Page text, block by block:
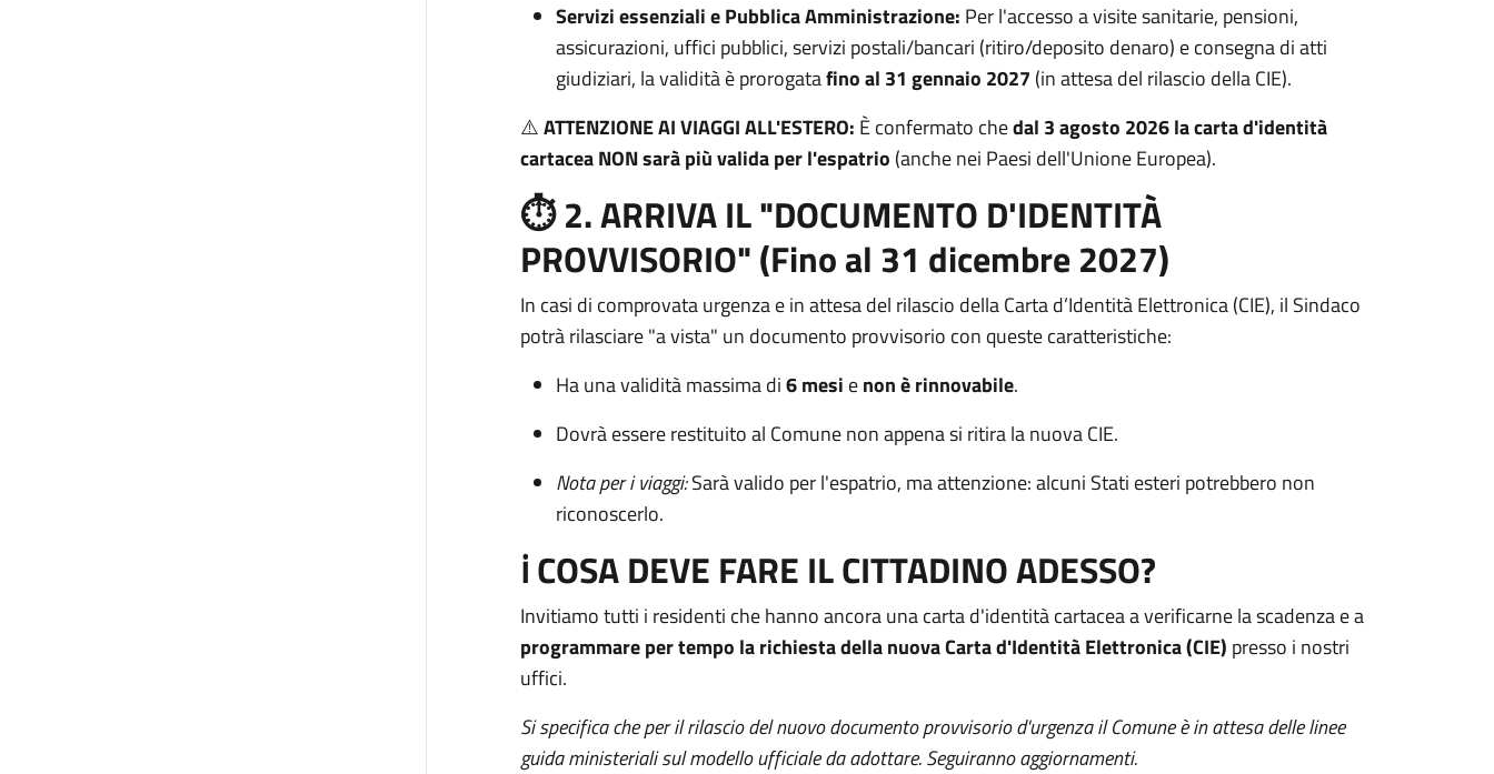
Servizi essenziali e Pubblica Amministrazione: Per l'accesso a visite sanitarie, pensioni,
assicurazioni, uffici pubblici, servizi postali/bancari (ritiro/deposito denaro) e consegna di atti
giudiziari, la validità è prorogatafino al 31 gennaio 2027 (in attesa del rilascio della CIE).
⚠️ATTENZIONE AI VIAGGI ALL'ESTERO: È confermato chedal 3 agosto 2026 la carta d'identità
cartacea NON sarà più valida per l'espatrio (anche nei Paesi dell'Unione Europea).
⏱️ 2. ARRIVA IL "DOCUMENTO D'IDENTITÀ
PROVVISORIO" (Fino al 31 dicembre 2027)
In casi di comprovata urgenza e in attesa del rilascio della Carta d’Identità Elettronica (CIE), il Sindaco
potrà rilasciare "a vista" un documento provvisorio con queste caratteristiche:
Ha una validità massima di6 mesi enon è rinnovabile.
Dovrà essere restituito al Comune non appena si ritira la nuova CIE.
Nota per i viaggi:Sarà valido per l'espatrio, ma attenzione: alcuni Stati esteri potrebbero non
riconoscerlo.
ℹ️ COSA DEVE FARE IL CITTADINO ADESSO?
Invitiamo tutti i residenti che hanno ancora una carta d'identità cartacea a verificarne la scadenza e a
programmare per tempo la richiesta della nuova Carta d'Identità Elettronica (CIE) presso i nostri
uffici.
Si specifica che per il rilascio del nuovo documento provvisorio d'urgenza il Comune è in attesa delle linee
guida ministeriali sul modello ufficiale da adottare. Seguiranno aggiornamenti.